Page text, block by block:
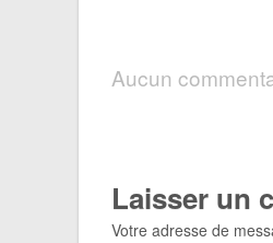
Aucun
Laisser un
Votre adresse de